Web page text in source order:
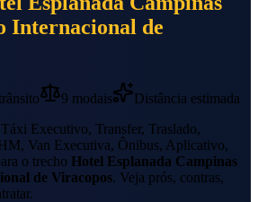
Internacional de
9 modais
Distância estimada
Executivo, Transfer, Traslado,
Van Executiva, Ônibus, Aplicativo,
o trecho Hotel Esplanada Campinas
de Viracopos. Veja prós, contras,